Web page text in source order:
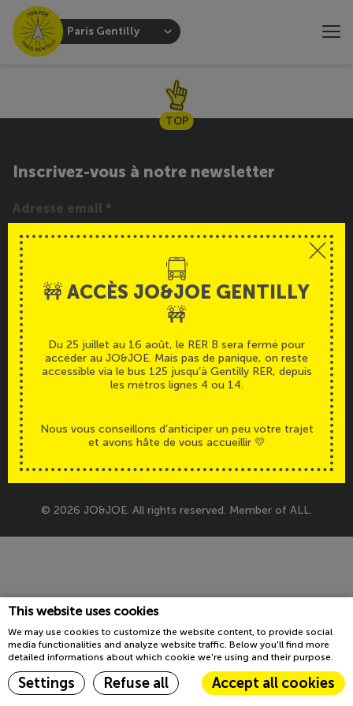
This website uses cookies
We may use cookies to customize the website content, to provide social
media functionalities and analyze website traffic. Below you'll find more
detailed informations about which cookie we're using and their purpose.
Settings Refuse all Accept all cookies
Paris Gentilly
TOP
Service
Legals
Accessibilité
Inscrivez-vous à notre newsletter
INSCRIPTION
© 2026 JO&JOE. All rights reserved. Member of ALL.
🚧 ACCÈS JO&JOE GENTILLY
🚧
Du 25 juillet au 16 août, le RER B sera fermé pour
accéder au JO&JOE. Mais pas de panique, on reste
accessible via le bus 125 jusqu’à Gentilly RER, depuis
les métros lignes 4 ou 14.
Nous vous conseillons d’anticiper un peu votre trajet
et avons hâte de vous accueillir 💛